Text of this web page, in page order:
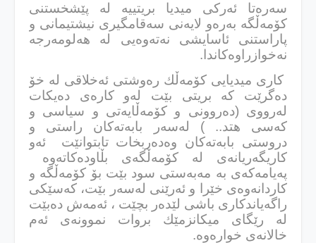
سه‌ره‌تا ئه‌ركی میدیا بریتییه‌ له‌ پێشخستنی
كۆمه‌ڵگه‌ به‌ره‌و لایه‌نی سه‌قامگیری نیشتیمانی و
پاراستنی ئاسایشی نه‌ته‌وه‌یی له‌ هه‌لومه‌رجه‌
نه‌خوازراوه‌كاندا.
كاری میدیایی كۆمه‌ڵك ره‌وشتی ئه‌خلاقی له‌ خۆ
ده‌گرێت كه‌ بریتی بێت له‌و كاره‌ی ده‌یكات
له‌رووی (ده‌روونی و كۆمه‌ڵایه‌تی و سیاسی و
كه‌سی هتد.. ) له‌سه‌ر بابه‌ته‌كان راستی و
دروستی بابه‌ته‌كان وه‌ده‌ربخات تابتوانێت ئه‌و
كاریگه‌ریانه‌ی له‌ كۆمه‌ڵگه‌ی بڵاوده‌كاته‌وه‌
په‌یا‌مه‌كه‌ی به‌ مه‌به‌ستی سود بێت بۆ كۆمه‌ڵگه‌ و
كاردانه‌وه‌ی خێرا و ئه‌رێنی له‌سه‌ر بێت، كه‌سێكی
راگه‌یاندكاری باشی لێده‌ر بچێت ، ئه‌مه‌ش ده‌بێت
له‌ رێگای میكانزمێك بروات نموونه‌ی ئه‌م
خالانه‌ی خواره‌وه‌.